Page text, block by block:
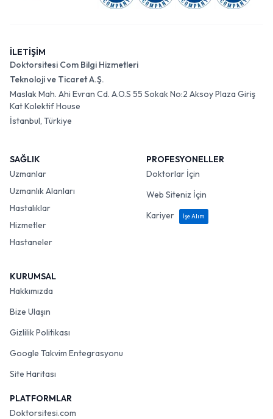
İLETİŞİM
Doktorsitesi Com Bilgi Hizmetleri
Teknoloji ve Ticaret A.Ş.
Maslak Mah. Ahi Evran Cd. A.O.S 55 Sokak No:2 Aksoy Plaza Giriş
Kat Kolektif House
İstanbul, Türkiye
SAĞLIK
Uzmanlar
Uzmanlık Alanları
Hastalıklar
Hizmetler
Hastaneler
PROFESYONELLER
Doktorlar İçin
Web Siteniz İçin
Kariyer
İşe Alım
KURUMSAL
Hakkımızda
Bize Ulaşın
Gizlilik Politikası
Google Takvim Entegrasyonu
Site Haritası
PLATFORMLAR
Doktorsitesi.com